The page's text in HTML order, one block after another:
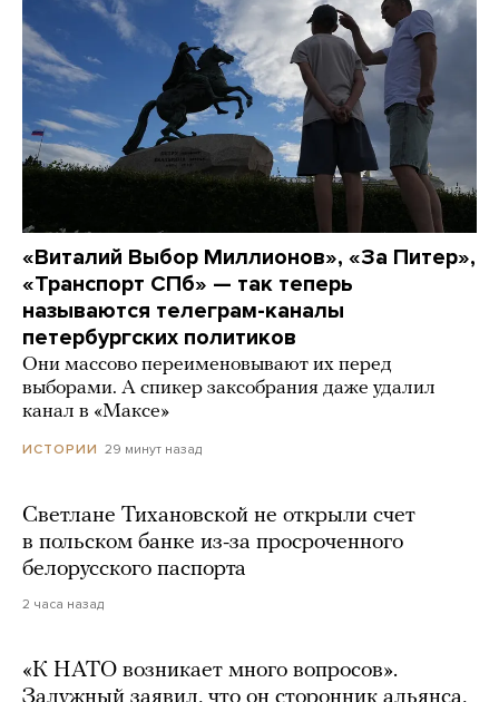
«Виталий Выбор Миллионов», «За Питер»,
«Транспорт СПб» — так теперь
называются телеграм-каналы
петербургских политиков
Они массово переименовывают их перед
выборами. А спикер заксобрания даже удалил
канал в «Максе»
ИСТОРИИ 29 минут назад
Светлане Тихановской не открыли счет
в польском банке из-за просроченного
белорусского паспорта
2 часа назад
«К НАТО возникает много вопросов».